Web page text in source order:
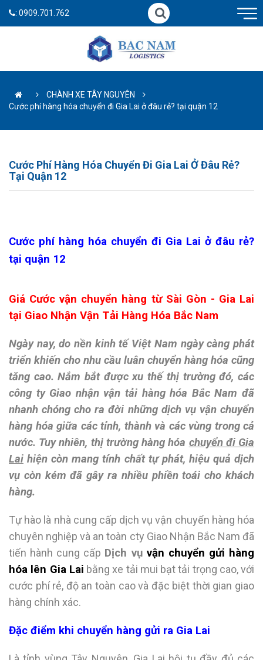
: 0909.701.762
CHÀNH XE TÂY NGUYÊN
Cước phí hàng hóa chuyển đi Gia Lai ở đâu rẻ? tại quận 12
Cước Phí Hàng Hóa Chuyển Đi Gia Lai Ở Đâu Rẻ?
Tại Quận 12
Cước phí hàng hóa chuyển đi Gia Lai ở đâu rẻ?
tại quận 12
Giá Cước vận chuyển hàng từ Sài Gòn - Gia Lai
tại Giao Nhận Vận Tải Hàng Hóa Bắc Nam
Ngày nay, do nền kinh tế Việt Nam ngày càng phát
triển khiến cho nhu cầu luân chuyển hàng hóa cũng
tăng cao. Nắm bắt được xu thế thị trường đó, các
công ty Giao nhận vận tải hàng hóa Bắc Nam đã
nhanh chóng cho ra đời những dịch vụ vận chuyển
hàng hóa giữa các tỉnh, thành và các vùng trong cả
nước. Tuy nhiên, thị trường hàng hóa chuyển đi Gia
Lai hiện còn mang tính chất tự phát, hiệu quả dịch
vụ còn kém đã gây ra nhiều phiền toái cho khách
hàng.
Tự hào là nhà cung cấp dịch vụ vận chuyển hàng hóa
chuyên nghiệp và an toàn cty Giao Nhận Bắc Nam đã
tiến hành cung cấp Dịch vụ vận chuyển gửi hàng
hóa lên Gia Lai bằng xe tải mui bạt tải trọng cao, với
cước phí rẻ, độ an toàn cao và đặc biệt thời gian giao
hàng chính xác.
Đặc điểm khi chuyển hàng gửi ra Gia Lai